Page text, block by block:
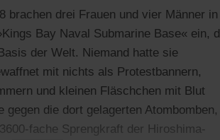
brachen drei Frauen und vier Männer in
Bay Naval Submarine Base« ein,
der Welt. Niemand hatte sie
mit nichts als Protestbannern,
und kleinen Fläschchen mit Blut
gegen die dort gelagerten
fache Sprengkraft der Hiroshima-